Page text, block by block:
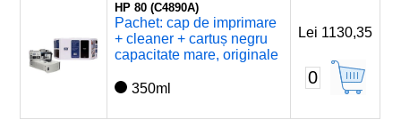
HP 80 (C4890A)
Pachet: cap de imprimare
+ cleaner + cartuș negru
capacitate mare, originale
350ml
Lei 1130,35
0